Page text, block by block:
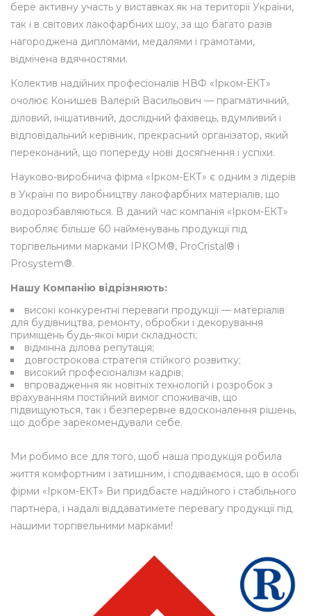
бере активну участь у виставках як на території України,
так і в світових лакофарбних шоу, за що багато разів
нагороджена дипломами, медалями і грамотами,
відмічена вдячностями.
Колектив надійних професіоналів НВФ «Ірком-ЕКТ»
очолює Конишев Валерій Васильович — прагматичний,
діловий, ініціативний, дослідний фахівець, вдумливий і
відповідальний керівник, прекрасний організатор, який
переконаний, що попереду нові досягнення і успіхи.
Науково-виробнича фірма «Ірком-ЕКТ» є одним з лідерів
в Україні по виробництву лакофарбних матеріалів, що
водорозбавляються. В даний час компанія «Ірком-ЕКТ»
виробляє більше 60 найменувань продукції під
торгівельними марками ІРКОМ®, ProCristal® і
Prosystem®.
Нашу Компанію відрізняють:
високі конкурентні переваги продукції — матеріалів
для будівництва, ремонту, обробки і декорування
приміщень будь-якої міри складності;
відмінна ділова репутація;
довгострокова стратегія стійкого розвитку;
високий професіоналізм кадрів;
впровадження як новітніх технологій і розробок з
врахуванням постійний вимог споживачів, що
підвищуються, так і безперервне вдосконалення рішень,
що добре зарекомендували себе.
Ми робимо все для того, щоб наша продукція робила
життя комфортним і затишним, і сподіваємося, що в особі
фірми «Ірком-ЕКТ» Ви придбаєте надійного і стабільного
партнера, і надалі віддаватимете перевагу продукції під
нашими торгівельними марками!